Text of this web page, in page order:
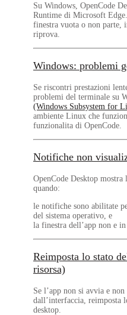
Su Windows, OpenCode
Runtime di Microsoft
finestra vuota o non parte,
riprova.
Windows: problemi
Se riscontri prestazioni
problemi del terminale su
(Windows Subsystem for
ambiente Linux che
funzionalita di OpenCode.
Notifiche non
OpenCode Desktop
quando:
le notifiche sono abilitate
del sistema operativo, e
la finestra dell’app non e
Reimposta lo stato
risorsa)
Se l’app non si avvia e
dall’interfaccia, reimposta
desktop.